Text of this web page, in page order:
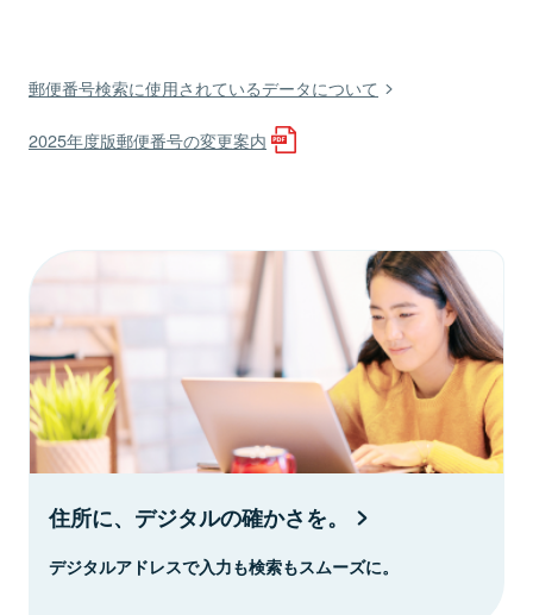
郵便番号検索に使用されているデータについて
2025年度版郵便番号の変更案内
住所に、デジタルの確かさを。
デジタルアドレスで入力も検索もスムーズに。